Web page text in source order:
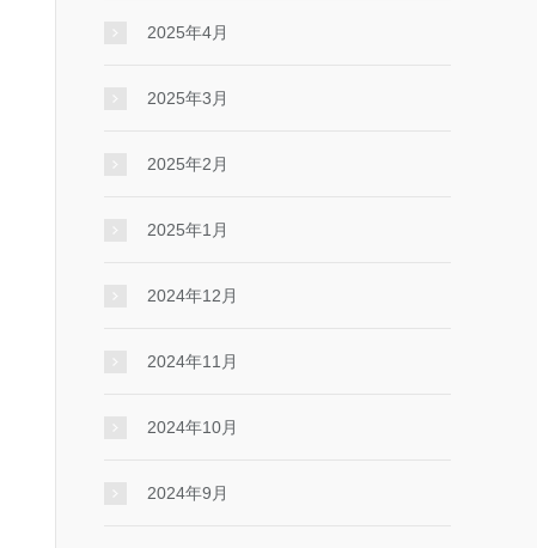
2025年4月
2025年3月
2025年2月
2025年1月
2024年12月
2024年11月
2024年10月
2024年9月